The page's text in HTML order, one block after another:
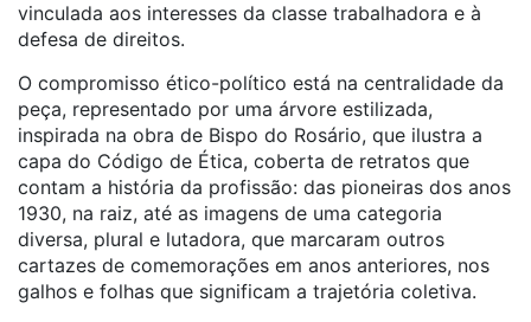
vinculada aos interesses da classe trabalhadora e à
defesa de direitos.
O compromisso ético-político está na centralidade da
peça, representado por uma árvore estilizada,
inspirada na obra de Bispo do Rosário, que ilustra a
capa do Código de Ética, coberta de retratos que
contam a história da profissão: das pioneiras dos anos
1930, na raiz, até as imagens de uma categoria
diversa, plural e lutadora, que marcaram outros
cartazes de comemorações em anos anteriores, nos
galhos e folhas que significam a trajetória coletiva.